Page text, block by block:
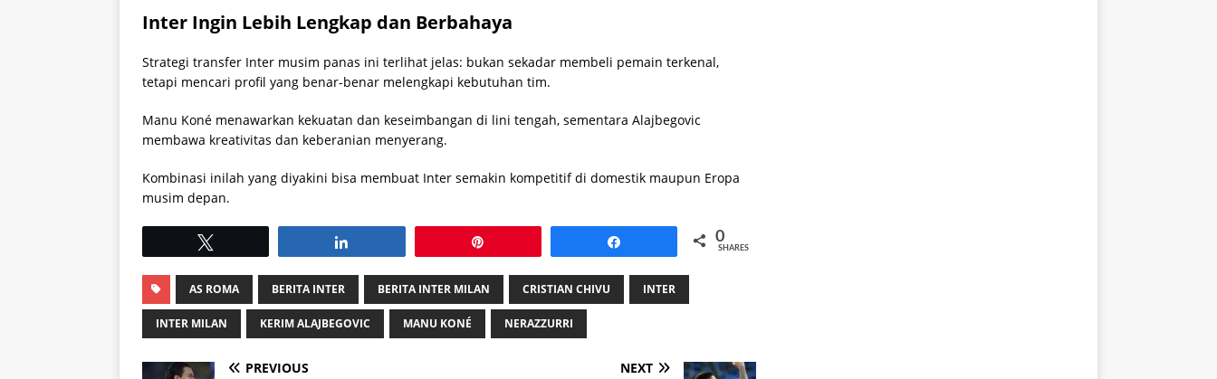
Inter Ingin Lebih Lengkap dan Berbahaya
Strategi transfer Inter musim panas ini terlihat jelas: bukan sekadar membeli pemain terkenal,
tetapi mencari profil yang benar-benar melengkapi kebutuhan tim.
Manu Koné menawarkan kekuatan dan keseimbangan di lini tengah, sementara Alajbegovic
membawa kreativitas dan keberanian menyerang.
Kombinasi inilah yang diyakini bisa membuat Inter semakin kompetitif di domestik maupun Eropa
musim depan.
0
SHARES
AS ROMA BERITA INTER BERITA INTER MILAN CRISTIAN CHIVU INTER
INTER MILAN KERIM ALAJBEGOVIC MANU KONÉ NERAZZURRI
PREVIOUS NEXT